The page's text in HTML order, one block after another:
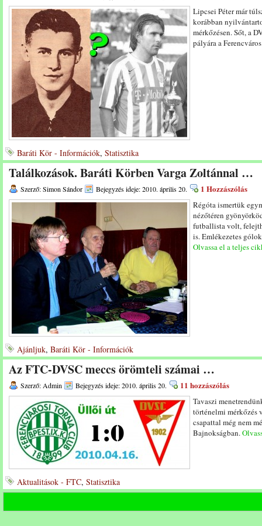
Lipcsei Péter már
korábban
mérkőzésen. Sőt, a
pályára a
Baráti Kör - Információk, Statisztika
Találkozások. Baráti Körben Varga Zoltánnal …
Szerző: Simon Sándor Bejegyzés ideje: 2010. április 20. 1 Hozzászólás
Régóta ismertük
nézőtéren
futballista volt,
is. Emlékezetes
Olvassa el a teljes
Ajánljuk, Baráti Kör - Információk
Az FTC-DVSC meccs örömteli számai …
Szerző: Admin Bejegyzés ideje: 2010. április 20. 11 hozzászólás
Tavaszi
történelmi mérkőzés
csapattal még nem
Bajnokságban.
Aktualitások - FTC, Statisztika